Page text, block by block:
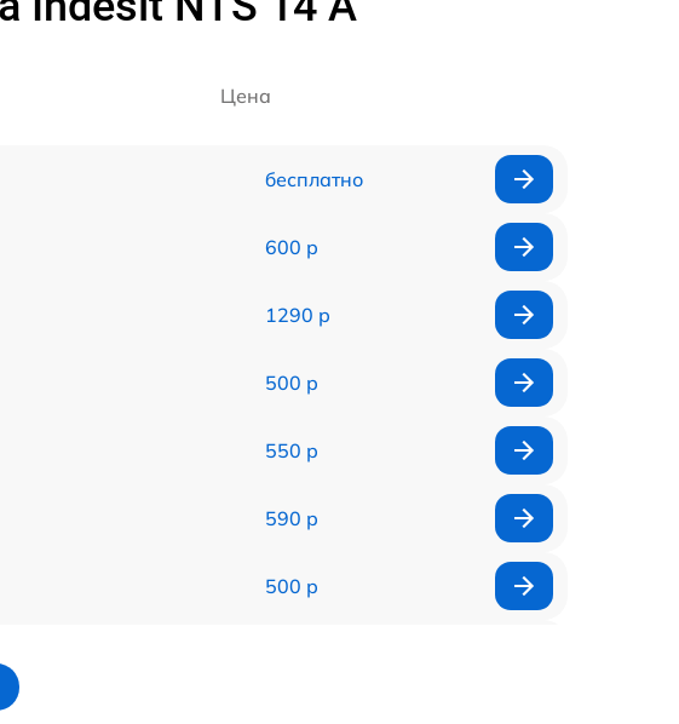
Цена
бесплатно
600 р
1290 р
500 р
550 р
590 р
500 р